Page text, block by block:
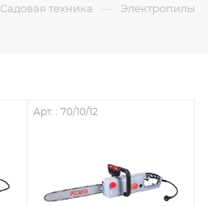
Садовая техника — Электропилы
Арт. : 70/10/12